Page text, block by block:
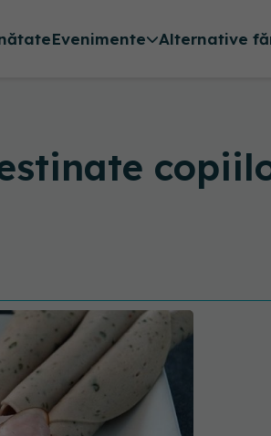
Evenimente Alternative